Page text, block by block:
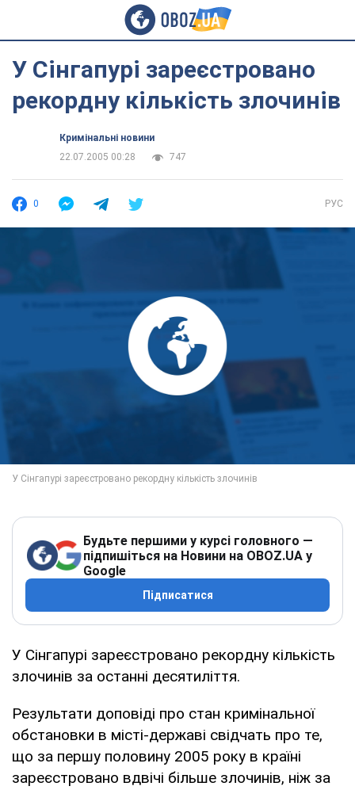
У Сінгапурі зареєстровано
рекордну кількість злочинів
Кримінальні новини
22.07.2005 00:28
747
0 РУС
Будьте першими у курсі головного —
підпишіться на Новини на OBOZ.UA у
Google
Підписатися
У Сінгапурі зареєстровано рекордну кількість
злочинів за останні десятиліття.
Результати доповіді про стан кримінальної
обстановки в місті-державі свідчать про те,
що за першу половину 2005 року в країні
зареєстровано вдвічі більше злочинів, ніж за